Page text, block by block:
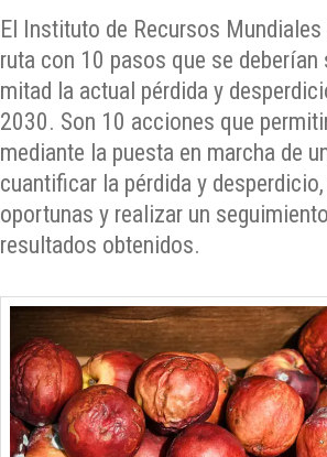
El Instituto de Recursos
ruta con 10 pasos que se deberían
mitad la actual pérdida y
2030. Son 10 acciones que
mediante la puesta en marcha de
cuantificar la pérdida y
oportunas y realizar un
resultados obtenidos.